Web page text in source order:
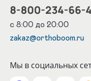
8-800-234-66-
с 8:00 до 20:00
zakaz@orthoboom.ru
Мы в социальных